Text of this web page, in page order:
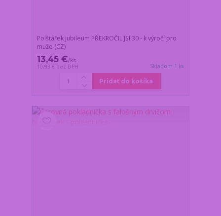
Polštářek jubileum PŘEKROČIL JSI 30 - k výročí pro
muže (CZ)
13,45 €/ks
10,93 € bez DPH Skladom 1 ks
Pridať do košíka